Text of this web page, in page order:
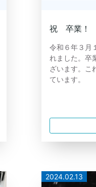
祝 卒業！
令和６年３月
れました。卒
ざいます。こ
ています。
2024.02.13